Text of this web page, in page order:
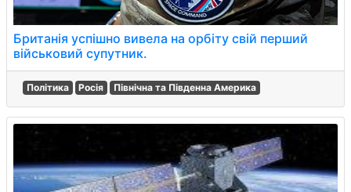
Британія успішно вивела на орбіту свій перший
військовий супутник.
Політика Росія Північна та Південна Америка